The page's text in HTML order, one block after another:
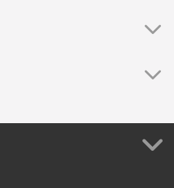
Moxos
3 giorni a San